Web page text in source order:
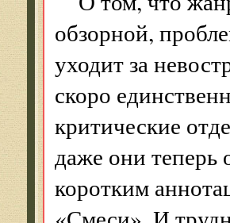
обзорной,
уходит за
скоро
критические
даже они теперь
коротким